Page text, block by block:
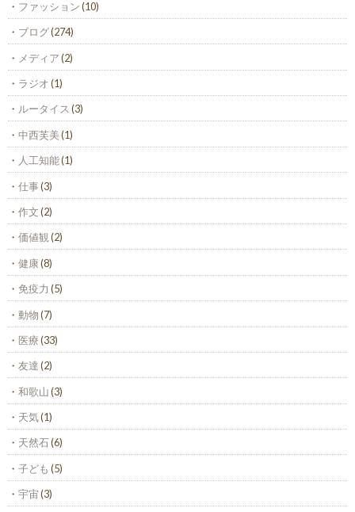
ファッション(10)
ブログ(274)
メディア(2)
ラジオ(1)
ルータイス (3)
中西芙美(1)
人工知能(1)
仕事(3)
作文(2)
価値観(2)
健康(8)
免疫力 (5)
動物(7)
医療(33)
友達(2)
和歌山(3)
天気(1)
天然石(6)
子ども (5)
宇宙(3)